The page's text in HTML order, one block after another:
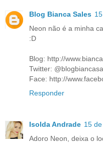
Blog Bianca Sales
Neon não é a minha
:D
Blog: http://
Twitter:
Face: http://
Responder
Isolda Andrade 15
Adoro Neon, deixa o